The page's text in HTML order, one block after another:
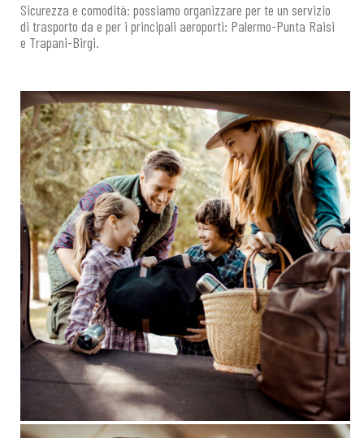
Sicurezza e comodità: possiamo organizzare per te un servizio
di trasporto da e per i principali aeroporti: Palermo-Punta Raisi
e Trapani-Birgi.